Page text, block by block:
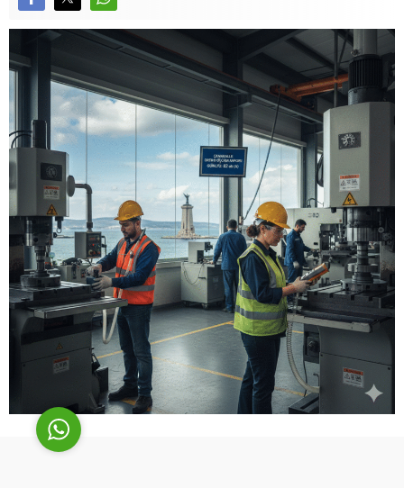
Cüneyt Bey
Cevap Yaz